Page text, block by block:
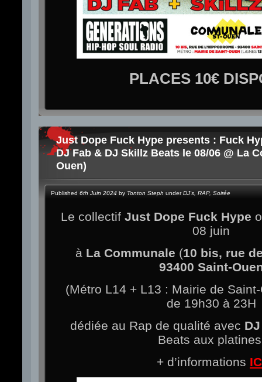
PLACES 10€
Just Dope Fuck Hype presents : Fuck
DJ Fab & DJ Skillz Beats le 08/06 @ La
Ouen)
Published 6th Juin 2024 by Tonton Steph underDJ's RAP, Soirée
Le collectif Just Dope Fuck Hype
08 juin
à La Communale (10 bis, rue
93400 Saint-
(Métro L14 + L13 : Mairie de
de 19h30 à 23H
dédiée au Rap de qualité avec
Beats aux
+ d’informations